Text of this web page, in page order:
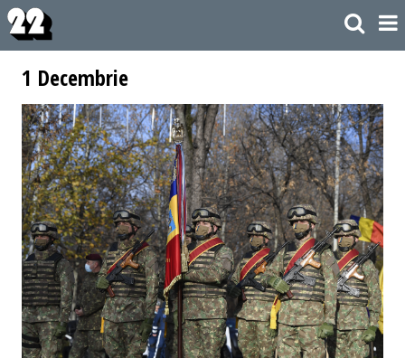
1 Decembrie